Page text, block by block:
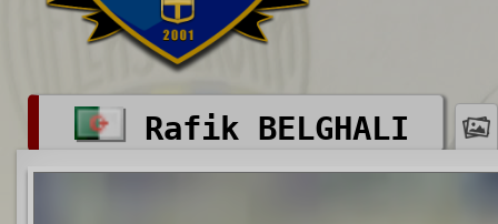
Rafik BELGHALI